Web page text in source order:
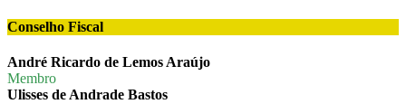
Conselho Fiscal
André Ricardo de Lemos Araújo
Membro
Ulisses de Andrade Bastos